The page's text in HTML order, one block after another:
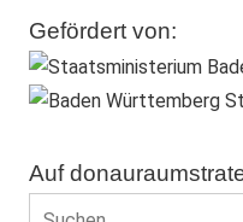
Gefördert von:
Auf
Suchen